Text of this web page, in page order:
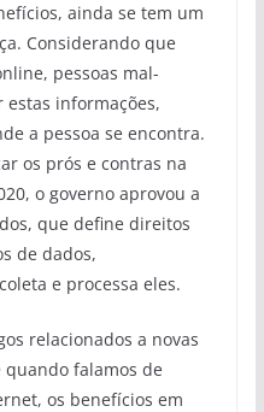
ainda se tem um
Considerando que
pessoas mal-
informações,
a pessoa se encontra.
os prós e contras na
o governo aprovou a
que define direitos
de dados,
e processa eles.
relacionados a novas
falamos de
os benefícios em